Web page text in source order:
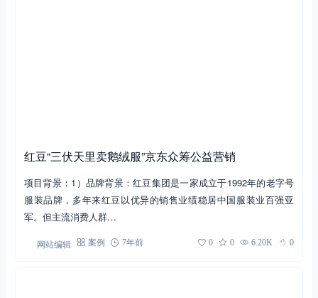
红豆“三伏天里卖鹅绒服”京东众筹公益营销
项目背景：1）品牌背景：红豆集团是一家成立于1992年的老字号
服装品牌，多年来红豆以优异的销售业绩稳居中国服装业百强亚
军。但主流消费人群…
网站编辑 案例 7年前 0 0 6.20K 0